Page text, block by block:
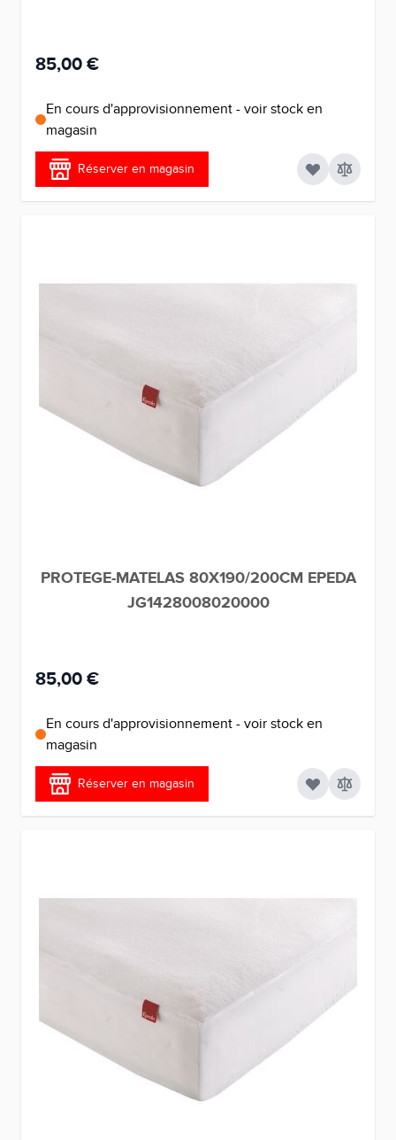
85,00 €
En cours d'approvisionnement - voir stock en
magasin
Réserver en magasin
PROTEGE-MATELAS 80X190/200CM EPEDA
JG1428008020000
85,00 €
En cours d'approvisionnement - voir stock en
magasin
Réserver en magasin